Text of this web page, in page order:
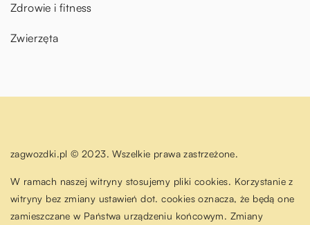
Zdrowie i fitness
Zwierzęta
zagwozdki.pl © 2023. Wszelkie prawa zastrzeżone.
W ramach naszej witryny stosujemy pliki cookies. Korzystanie z
witryny bez zmiany ustawień dot. cookies oznacza, że będą one
zamieszczane w Państwa urządzeniu końcowym. Zmiany